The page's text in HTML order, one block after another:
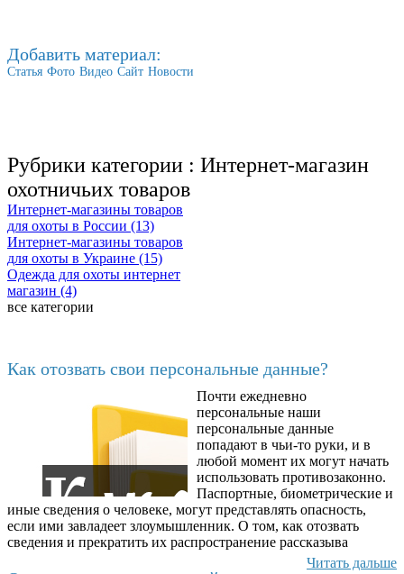
Добавить материал:
Статья Фото Видео Сайт Новости
Рубрики категории : Интернет-магазин
охотничьих товаров
Интернет-магазины товаров
для охоты в России (13)
Интернет-магазины товаров
для охоты в Украине (15)
Одежда для охоты интернет
магазин (4)
все категории
Как отозвать свои персональные данные?
Почти ежедневно
персональные наши
персональные данные
попадают в чьи-то руки, и в
любой момент их могут начать
использовать противозаконно.
Паспортные, биометрические и
иные сведения о человеке, могут представлять опасность,
если ими завладеет злоумышленник. О том, как отозвать
сведения и прекратить их распространение рассказыва
Читать дальше